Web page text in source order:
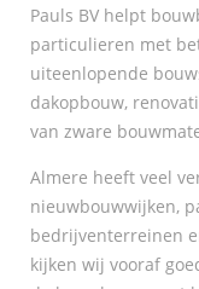
Pauls BV helpt
particulieren met
uiteenlopende
dakopbouw,
van zware
Almere heeft veel
nieuwbouwwijken,
bedrijventerreinen
kijken wij vooraf